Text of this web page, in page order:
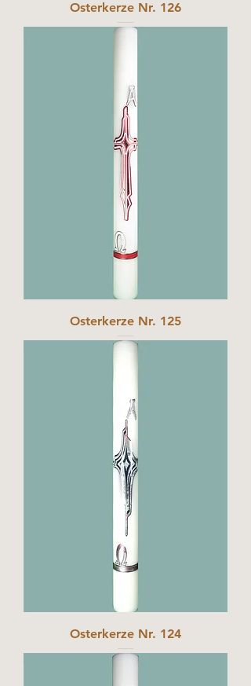
Osterkerze Nr. 126
Osterkerze Nr. 125
Osterkerze Nr. 124